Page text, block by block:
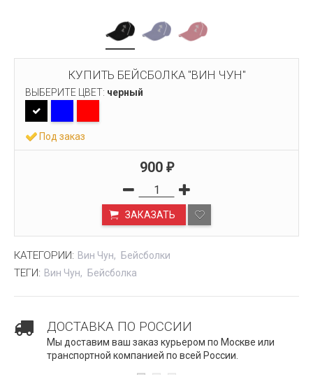
КУПИТЬ БЕЙСБОЛКА "ВИН ЧУН"
ВЫБЕРИТЕ ЦВЕТ: черный
Под заказ
900 ₽
ЗАКАЗАТЬ
КАТЕГОРИИ: Вин Чун Бейсболки
ТЕГИ: Вин Чун Бейсболка
ДОСТАВКА ПО РОССИИ
Мы доставим ваш заказ курьером по Москве или
транспортной компанией по всей России.